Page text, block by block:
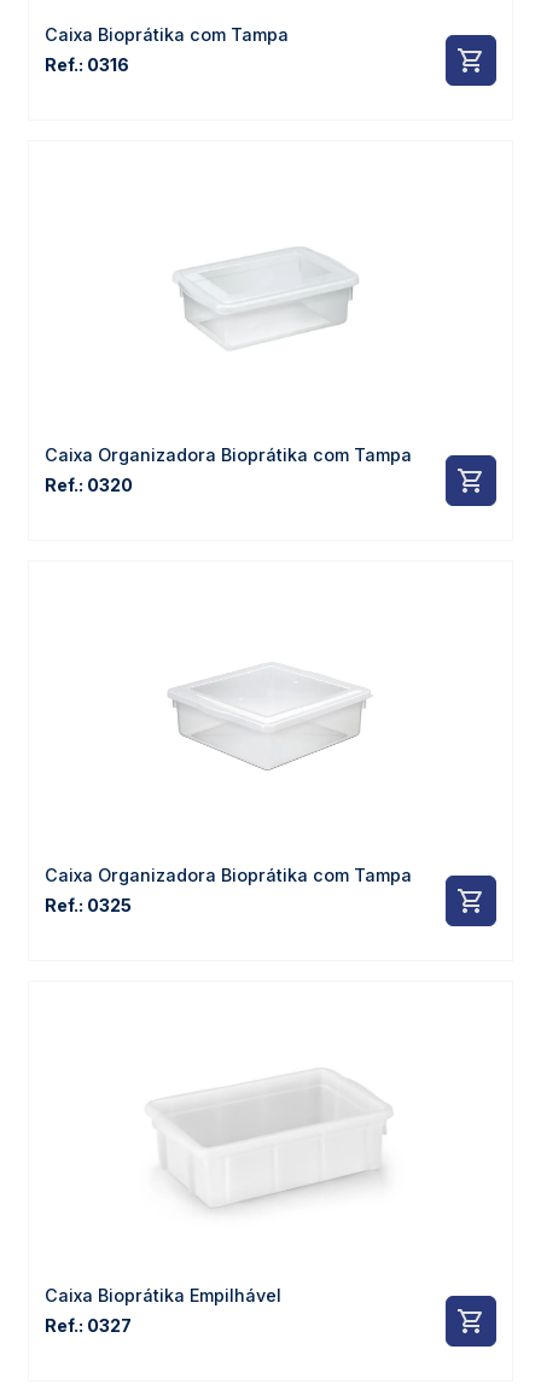
Caixa Bioprátika com Tampa
Ref.: 0316
Caixa Organizadora Bioprátika com Tampa
Ref.: 0320
Caixa Organizadora Bioprátika com Tampa
Ref.: 0325
Caixa Bioprátika Empilhável
Ref.: 0327